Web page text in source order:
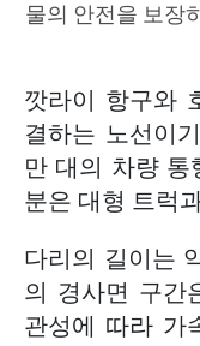
물의 안전을 보장
깟라이 항구와
결하는 노선이
만 대의 차량 통
분은 대형 트럭
다리의 길이는
의 경사면 구간
관성에 따라 가